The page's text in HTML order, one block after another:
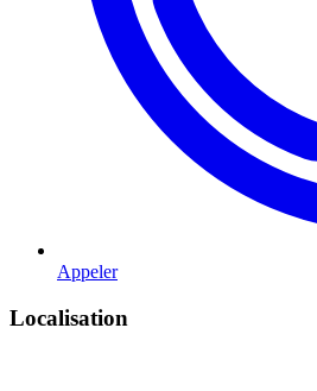
Appeler
Localisation